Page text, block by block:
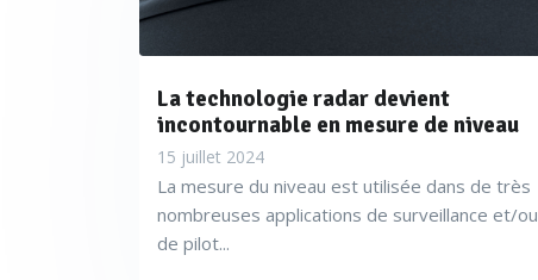
La technologie radar devient
incontournable en mesure de niveau
15 juillet 2024
La mesure du niveau est utilisée dans de très
nombreuses applications de surveillance et/ou
de pilot...